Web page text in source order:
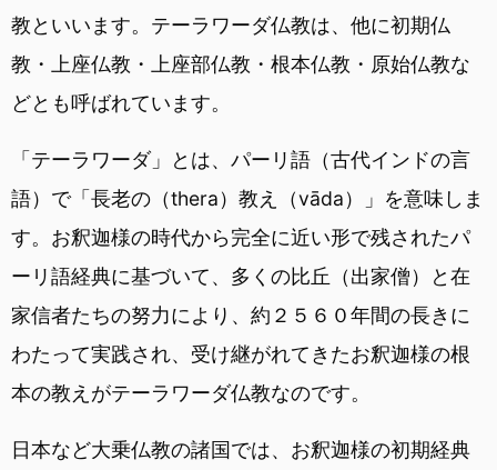
教といいます。テーラワーダ仏教は、他に初期仏
教・上座仏教・上座部仏教・根本仏教・原始仏教な
どとも呼ばれています。
「テーラワーダ」とは、パーリ語（古代インドの言
語）で「長老の（thera）教え（vāda）」を意味しま
す。お釈迦様の時代から完全に近い形で残されたパ
ーリ語経典に基づいて、多くの比丘（出家僧）と在
家信者たちの努力により、約２５６０年間の長きに
わたって実践され、受け継がれてきたお釈迦様の根
本の教えがテーラワーダ仏教なのです。
日本など大乗仏教の諸国では、お釈迦様の初期経典